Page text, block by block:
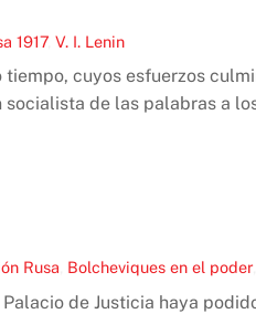
1917, V. I. Lenin
cuyos esfuerzos
de las palabras a
Rusa Bolcheviques en el poder,
de Justicia haya